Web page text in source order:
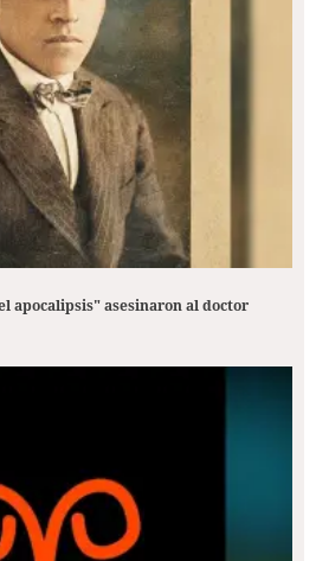
apocalipsis" asesinaron al doctor